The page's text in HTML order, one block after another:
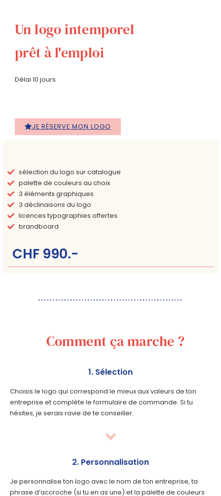
Un logo intemporel
prêt à l'emploi
Délai 10 jours
JE RÉSERVE MON LOGO
sélection du logo sur catalogue
palette de couleurs au choix
3 éléments graphiques
3 déclinaisons du logo
licences typographies offertes
brandboard
CHF 990.-
Comment ça marche ?
1. Sélection
Choisis le logo qui correspond le mieux aux valeurs de ton
entreprise et complète le formulaire de commande. Si tu
hésites, je serais ravie de te conseiller.
2. Personnalisation
Je personnalise ton logo avec le nom de ton entreprise, ta
phrase d’accroche (si tu en as une) et la palette de couleurs